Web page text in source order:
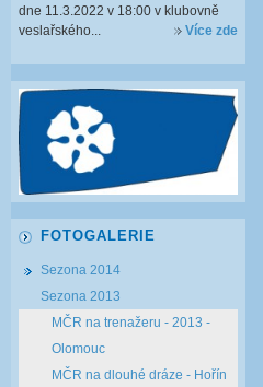
dne 11.3.2022 v 18:00 v klubovně
veslařského...
Více zde
FOTOGALERIE
Sezona 2014
Sezona 2013
MČR na trenažeru - 2013 -
Olomouc
MČR na dlouhé dráze - Hořín